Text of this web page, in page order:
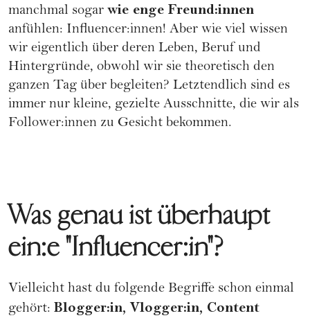
manchmal sogar wie enge Freund:innen
anfühlen: Influencer:innen! Aber wie viel wissen
wir eigentlich über deren Leben, Beruf und
Hintergründe, obwohl wir sie theoretisch den
ganzen Tag über begleiten? Letztendlich sind es
immer nur kleine, gezielte Ausschnitte, die wir als
Follower:innen zu Gesicht bekommen.
Was genau ist überhaupt
ein:e "Influencer:in"?
Vielleicht hast du folgende Begriffe schon einmal
gehört: Blogger:in, Vlogger:in, Content